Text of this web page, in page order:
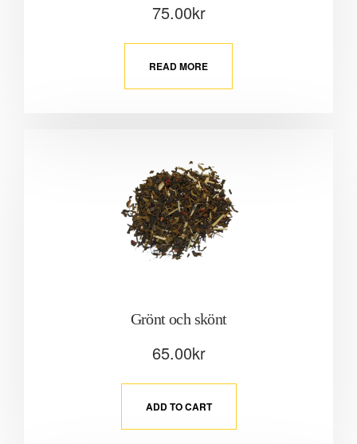
75.00kr
READ MORE
Grönt och skönt
65.00kr
ADD TO CART